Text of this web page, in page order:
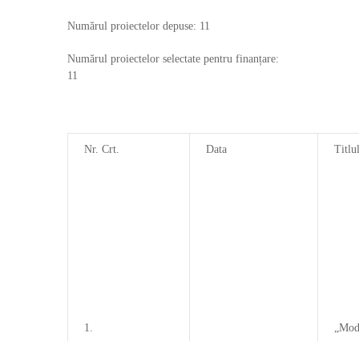
Numărul proiectelor depuse: 11
Numărul proiectelor selectate pentru finanțare:
11
Nr. Crt. Data
1.